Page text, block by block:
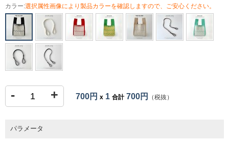
カラー:選択属性画像により製品カラーを確認しますので、ご安心ください。
- + 700円 x 1 合計700円 （税抜）
パラメータ